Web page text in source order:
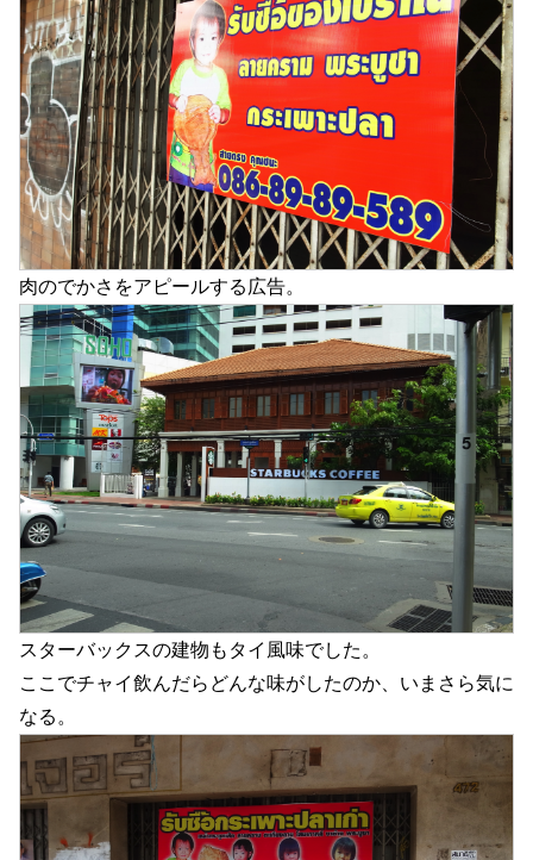
肉のでかさをアピールする広告。
スターバックスの建物もタイ風味でした。
ここでチャイ飲んだらどんな味がしたのか、いまさら気に
なる。